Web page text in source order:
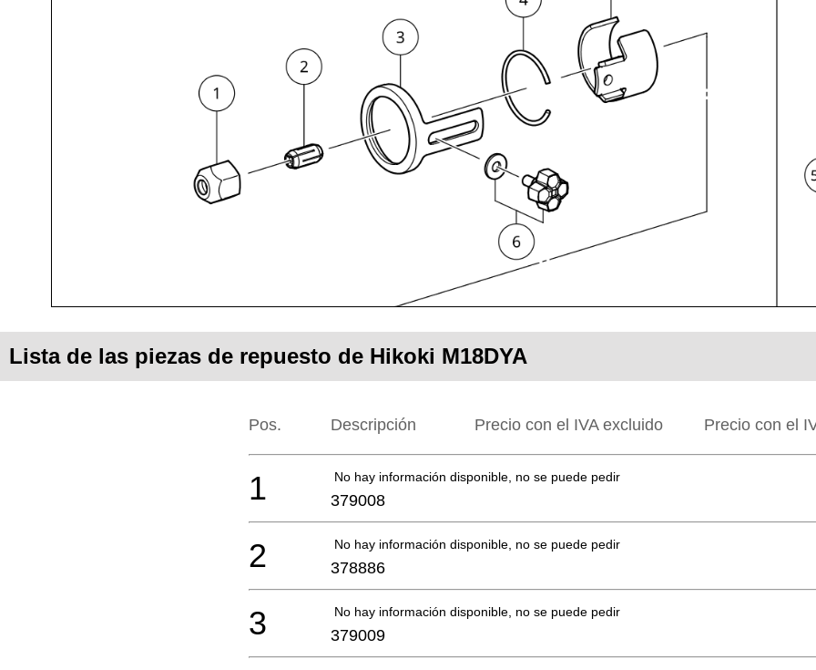
Lista de las piezas de repuesto de Hikoki M18DYA
Pos. Descripción Precio con el IVA excluido Precio con el
No hay información disponible, no se puede pedir
1 379008
No hay información disponible, no se puede pedir
2 378886
No hay información disponible, no se puede pedir
3 379009